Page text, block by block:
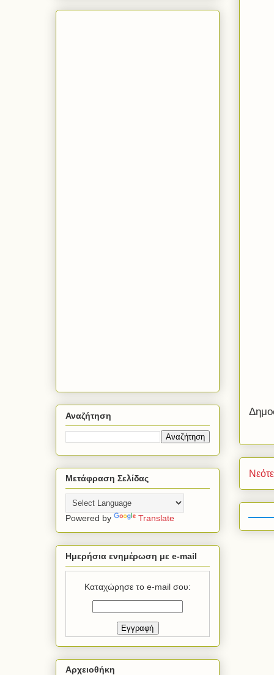
Αναζήτηση
Μετάφραση Σελίδας
Powered by Translate
Ημερήσια ενημέρωση με e-mail
Καταχώρησε το e-mail σου:
Αρχειοθήκη